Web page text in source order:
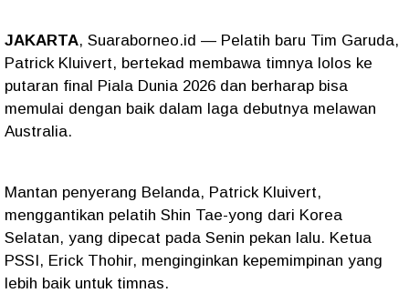
JAKARTA, Suaraborneo.id — Pelatih baru Tim Garuda,
Patrick Kluivert, bertekad membawa timnya lolos ke
putaran final Piala Dunia 2026 dan berharap bisa
memulai dengan baik dalam laga debutnya melawan
Australia.
Mantan penyerang Belanda, Patrick Kluivert,
menggantikan pelatih Shin Tae-yong dari Korea
Selatan, yang dipecat pada Senin pekan lalu. Ketua
PSSI, Erick Thohir, menginginkan kepemimpinan yang
lebih baik untuk timnas.